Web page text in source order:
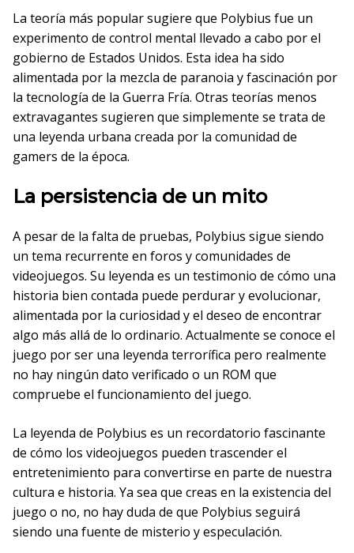
La teoría más popular sugiere que Polybius fue un
experimento de control mental llevado a cabo por el
gobierno de Estados Unidos. Esta idea ha sido
alimentada por la mezcla de paranoia y fascinación por
la tecnología de la Guerra Fría. Otras teorías menos
extravagantes sugieren que simplemente se trata de
una leyenda urbana creada por la comunidad de
gamers de la época.
La persistencia de un mito
A pesar de la falta de pruebas, Polybius sigue siendo
un tema recurrente en foros y comunidades de
videojuegos. Su leyenda es un testimonio de cómo una
historia bien contada puede perdurar y evolucionar,
alimentada por la curiosidad y el deseo de encontrar
algo más allá de lo ordinario. Actualmente se conoce el
juego por ser una leyenda terrorífica pero realmente
no hay ningún dato verificado o un ROM que
compruebe el funcionamiento del juego.
La leyenda de Polybius es un recordatorio fascinante
de cómo los videojuegos pueden trascender el
entretenimiento para convertirse en parte de nuestra
cultura e historia. Ya sea que creas en la existencia del
juego o no, no hay duda de que Polybius seguirá
siendo una fuente de misterio y especulación.